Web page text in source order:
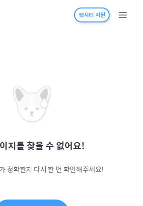
펫시터 지원
지를 찾을 수 없어요!
정확한지 다시 한 번 확인해주세요!